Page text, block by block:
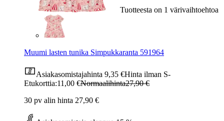
Tuotteesta on 1 värivaihtoehtoa
Muumi lasten tunika Simpukkaranta 591964
Asiakasomistajahinta 9,35 €Hinta ilman S-
Etukorttia:11,00 €Normaalihinta27,90 €
30 pv alin hinta 27,90 €